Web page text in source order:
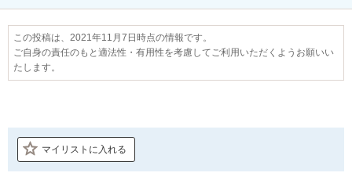
この投稿は、2021年11月7日時点の情報です。
ご自身の責任のもと適法性・有用性を考慮してご利用いただくようお願いい
たします。
マイリストに入れる